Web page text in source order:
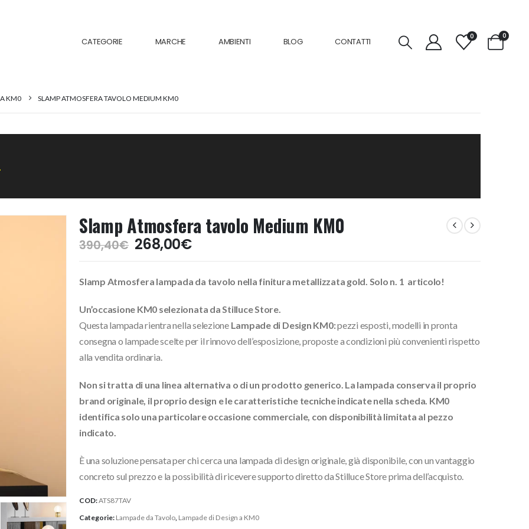
CATEGORIE MARCHE AMBIENTI BLOG CONTATTI
0 0
KM0 SLAMP ATMOSFERA TAVOLO MEDIUM KM0
Slamp Atmosfera tavolo Medium KM0
390,40€ Il
prezzo
era:
268,00€Il
prezzo
è:
Slamp Atmosfera lampada da tavolo nella finitura metallizzata gold. Solo n. 1 articolo!
Un’occasione KM0 selezionata da Stilluce Store.
Questa lampada rientra nella selezione Lampade di Design KM0:pezzi esposti, modelli in pronta
consegna o lampade scelte per il rinnovo dell’esposizione, proposte a condizioni più convenienti rispetto
alla vendita ordinaria.
Non si tratta di una linea alternativa o di un prodotto generico. La lampada conserva il proprio
brand originale, il proprio design e le caratteristiche tecniche indicate nella scheda. KM0
identifica solo una particolare occasione commerciale, con disponibilità limitata al pezzo
indicato.
È una soluzione pensata per chi cerca una lampada di design originale, già disponibile, con un vantaggio
concreto sul prezzo e la possibilità di ricevere supporto diretto da Stilluce Store prima dell’acquisto.
COD:ATS87TAV
Categorie: Lampade da Tavolo Lampade di Design a KM0